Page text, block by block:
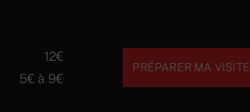
12€
5€ à 9€
PRÉPARER MA VISITE